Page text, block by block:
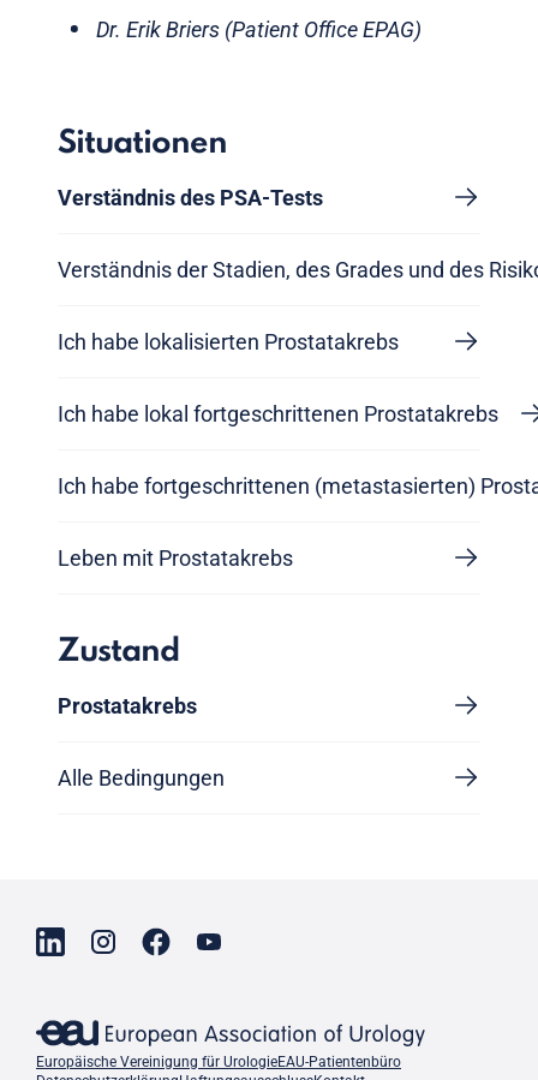
Dr. Erik Briers (Patient Office EPAG)
Situationen
Verständnis des PSA-Tests
Verständnis der Stadien, des Grades und des
Ich habe lokalisierten Prostatakrebs
Ich habe lokal fortgeschrittenen Prostatakrebs
Ich habe fortgeschrittenen (metastasierten)
Leben mit Prostatakrebs
Zustand
Prostatakrebs
Alle Bedingungen
Europäische Vereinigung für UrologieEAU-Patientenbüro